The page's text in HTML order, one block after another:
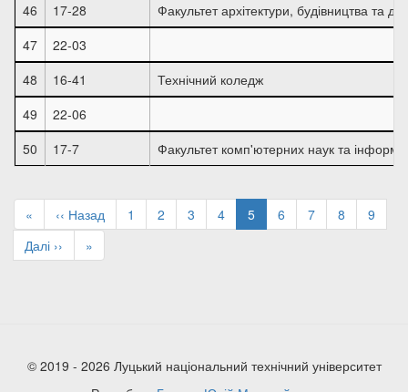
46
17-28
Факультет архітектури, будівництва та
47
22-03
48
16-41
Технічний коледж
49
22-06
50
17-7 Факультет комп'ютерних наук та
Розбивка
на
сторінки
Перша
сторінка
«
Попередня
сторінка
‹‹ Назад Page
1 Page
2 Page
3 Page
4
Поточна
сторінка
5 Page
6 Page
7 Page
8 Page
9
Наступна
сторінка
Далі ››
Остання
сторінка
»
© 2019 - 2026 Луцький національний технічний університет